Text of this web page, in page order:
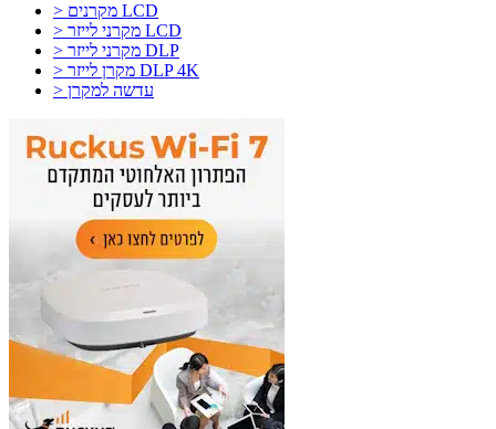
> מקרנים LCD
> מקרני לייזר LCD
> מקרני לייזר DLP
> מקרן לייזר DLP 4K
> עדשה למקרן